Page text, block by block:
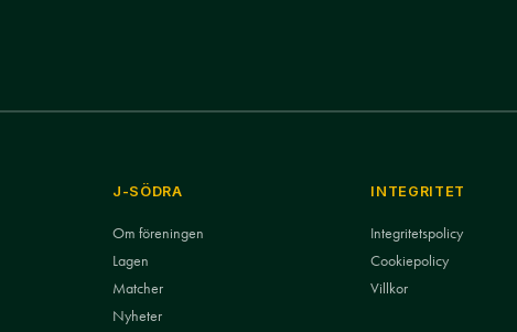
J-SÖDRA
Om föreningen
Lagen
Matcher
Nyheter
INTEGRITET
Integritetspolicy
Cookiepolicy
Villkor